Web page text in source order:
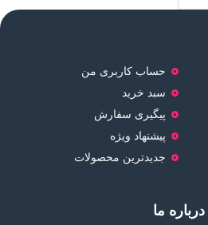
حساب کاربری من
سبد خرید
پیگیری سفارش
پیشنهاد ویژه
جدیدترین محصولات
درباره ما